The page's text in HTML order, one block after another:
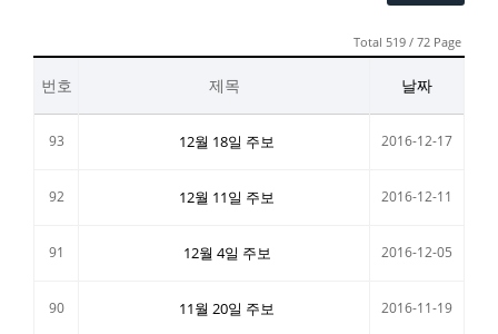
Total 519 / 72 Page
번호 제목 날짜
93 12월 18일 주보 2016-12-17
92 12월 11일 주보 2016-12-11
91 12월 4일 주보 2016-12-05
90 11월 20일 주보 2016-11-19